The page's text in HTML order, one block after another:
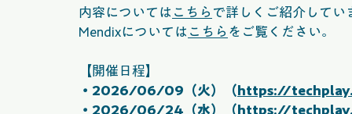
内容については こちら で詳しくご紹介してい
Mendixについては こちら をご覧ください。
【開催日程】
・2026/06/09（火）（ https://
・2026/06/24（水）（ https://